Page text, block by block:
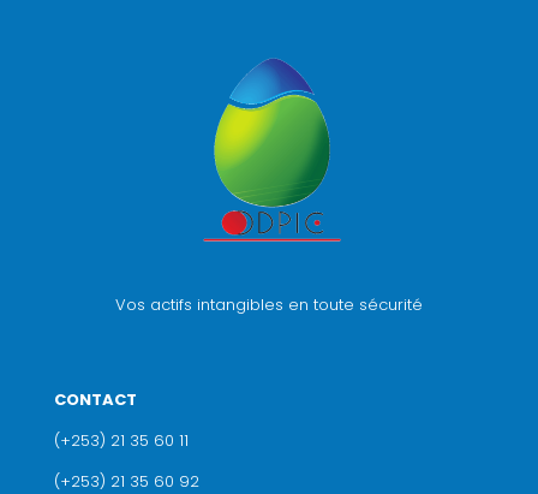
Vos actifs intangibles en toute sécurité
CONTACT
(+253) 21 35 60 11
(+253) 21 35 60 92